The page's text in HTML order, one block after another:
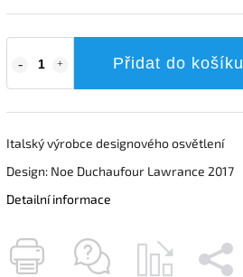
Přidat do košíku
Italský výrobce designového osvětlení
Design: Noe Duchaufour Lawrance 2017
Detailní informace